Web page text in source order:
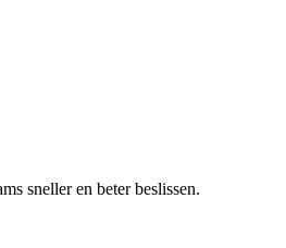
sneller en beter beslissen.